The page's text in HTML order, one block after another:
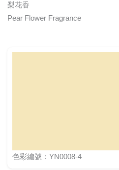
梨花香
Pear Flower Fragrance
色彩編號：YN0008-4